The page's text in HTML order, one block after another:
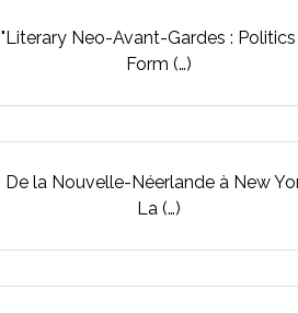
"Literary Neo-Avant-Gardes :
Form (…)
De la Nouvelle-Néerlande à New
La (…)